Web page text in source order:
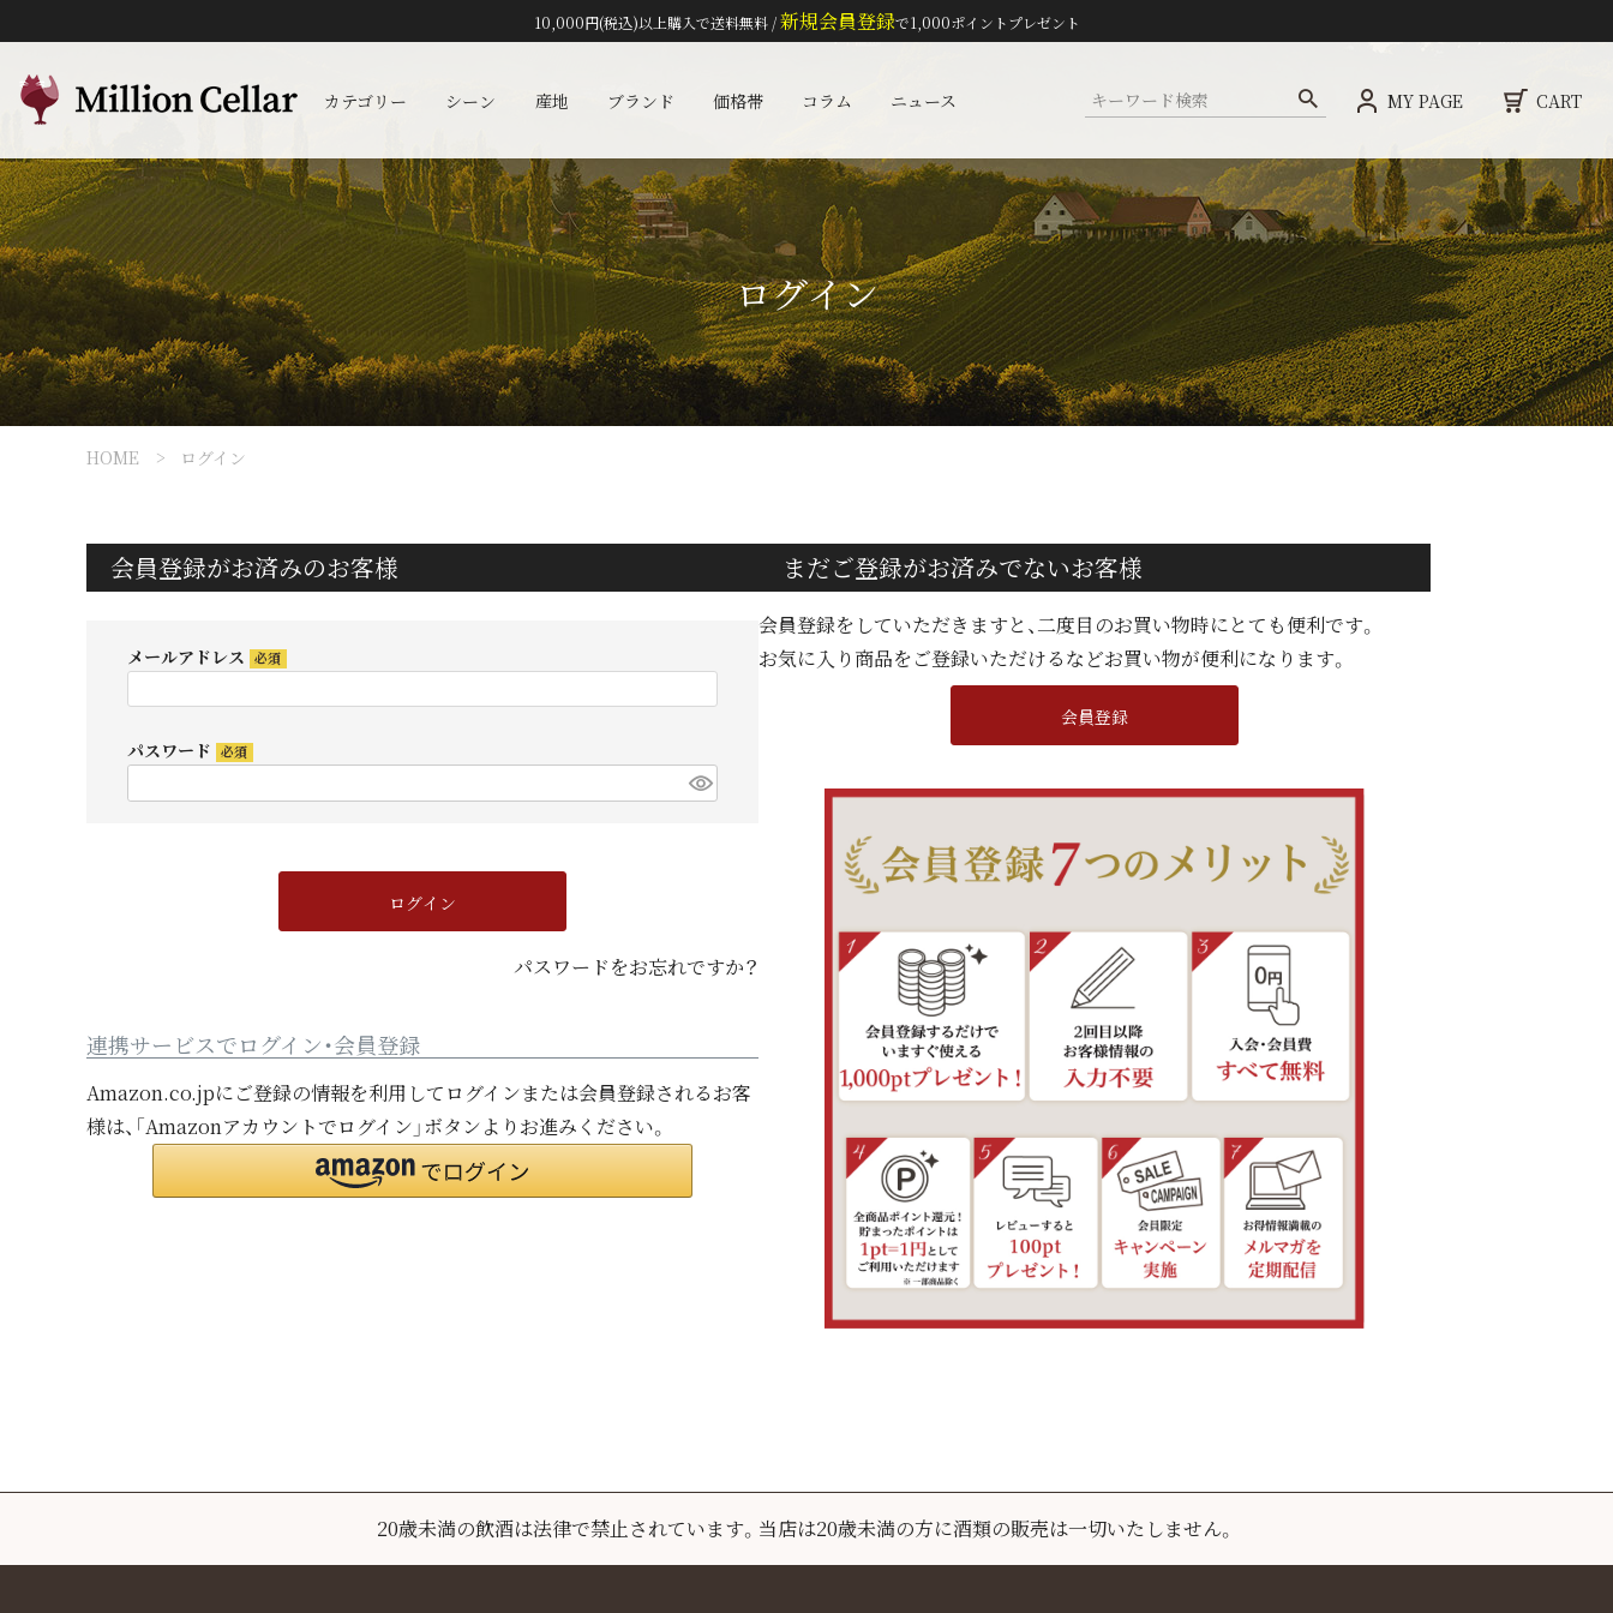
10,000円(税込)以上購入で送料無料 /新規会員登録で1,000ポイントプレゼント
カテゴリー シーン 産地 ブランド 価格帯 コラム ニュース
検索 MY PAGE CART
ログイン
HOME ログイン
会員登録がお済みのお客様
メールアドレス
須)
パスワード
須)
ログイン
パスワードをお忘れですか？
連携サービスでログイン・会員登録
Amazon.co.jpにご登録の情報を利用してログインまたは会員登録されるお客
様は、「Amazonアカウントでログイン」ボタンよりお進みください。
まだご登録がお済みでないお客様
会員登録をしていただきますと、二度目のお買い物時にとても便利です。
お気に入り商品をご登録いただけるなどお買い物が便利になります。
会員登録
20歳未満の飲酒は法律で禁止されています。 当店は20歳未満の方に酒類の販売は一切いたしません。